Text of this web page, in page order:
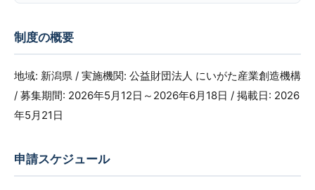
制度の概要
地域: 新潟県 / 実施機関: 公益財団法人 にいがた産業創造機構
/ 募集期間: 2026年5月12日～2026年6月18日 / 掲載日: 2026
年5月21日
申請スケジュール